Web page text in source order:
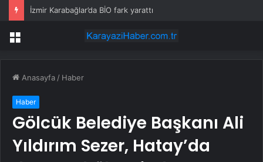
İzmir Karabağlar’da BİO fark yarattı
Menü
Anasayfa / Haber
Haber
Gölcük Belediye Başkanı Ali
Yıldırım Sezer, Hatay’da